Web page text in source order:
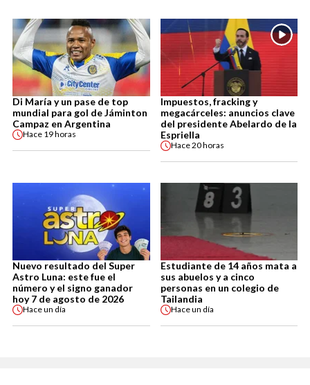
Di María y un pase de top
mundial para gol de Jáminton
Campaz en Argentina
Hace 19 horas
Impuestos, fracking y
megacárceles: anuncios clave
del presidente Abelardo de la
Espriella
Hace20 horas
Nuevo resultado del Super
Astro Luna: este fue el
número y el signo ganador
hoy 7 de agosto de 2026
Haceun día
Estudiante de 14 años mata a
sus abuelos y a cinco
personas en un colegio de
Tailandia
Haceun día